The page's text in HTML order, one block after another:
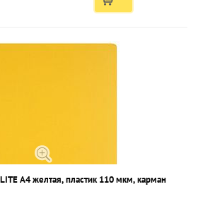
А4 желтая, пластик 110 мкм, карман